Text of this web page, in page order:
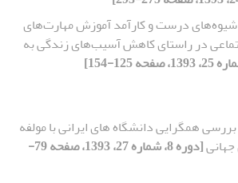
شیوه‌های درست و کارآمد آموزش مهارت‌های
در راستای کاهش آسیب‌های زندگی به
بررسی همگرایی دانشگاه های ایرانی با مولفه
[دوره 8، شماره 27، 1393، صفحه 79-